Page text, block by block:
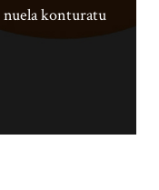
nuela konturatu